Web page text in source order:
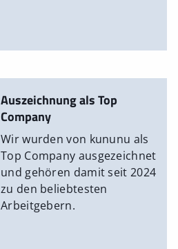
Auszeichnung als Top
Company
Wir wurden von kununu als
Top Company ausgezeichnet
und gehören damit seit 2024
zu den beliebtesten
Arbeitgebern.